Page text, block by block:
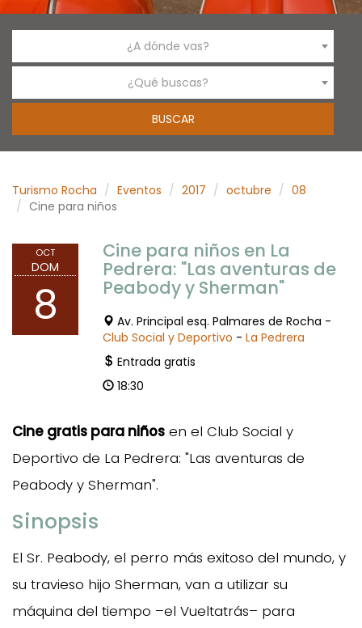
¿A dónde vas?
¿Qué buscas?
Turismo Rocha Eventos 2017 octubre
08
Cine para niños
OCT
DOM
8
Cine para niños en La
Pedrera: "Las aventuras de
Peabody y Sherman"
Av. Principal esq. Palmares de Rocha -
Club Social y Deportivo - La Pedrera
Entrada gratis
18:30
Cine gratis para niños en el Club Social y
Deportivo de La Pedrera: "Las aventuras de
Peabody y Sherman".
Sinopsis
El Sr. Peabody, el perro más exitoso del mundo, y
su travieso hijo Sherman, van a utilizar su
máquina del tiempo –el Vueltatrás– para